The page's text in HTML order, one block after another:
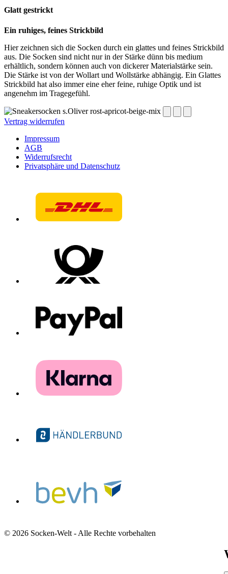
Glatt gestrickt
Ein ruhiges, feines Strickbild
Hier zeichnen sich die Socken durch ein glattes und feines Strickbild
aus. Die Socken sind nicht nur in der Stärke dünn bis medium
erhältlich, sondern können auch von dickerer Materialstärke sein.
Die Stärke ist von der Wollart und Wollstärke abhängig. Ein Glattes
Strickbild hat also immer eine eher feine, ruhige Optik und ist
angenehm im Tragegefühl.
Vertrag widerrufen
Impressum
AGB
Widerrufsrecht
Privatsphäre und Datenschutz
© 2026 Socken-Welt - Alle Rechte vorbehalten